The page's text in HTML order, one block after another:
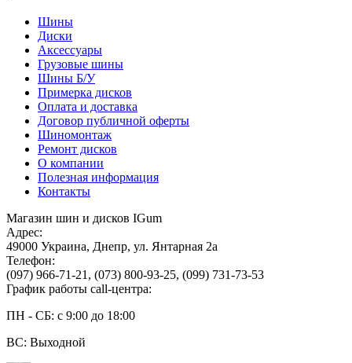
Шины
Диски
Аксессуары
Грузовые шины
Шины Б/У
Примерка дисков
Оплата и доставка
Договор публичной оферты
Шиномонтаж
Ремонт дисков
О компании
Полезная информация
Контакты
Магазин шин и дисков IGum
Адрес:
49000 Украина, Днепр, ул. Янтарная 2а
Телефон:
(097) 966-71-21 , (073) 800-93-25, (099) 731-73-53
График работы call-центра:
ПН - СБ: с 9:00 до 18:00
ВС: Выходной